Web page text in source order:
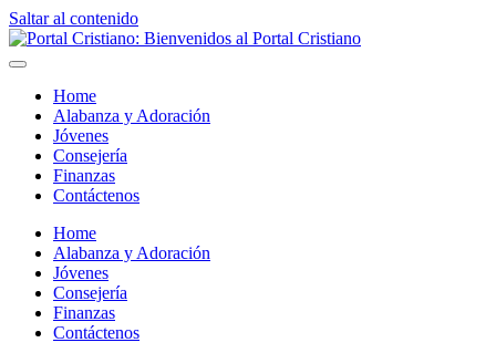
Saltar al contenido
Home
Alabanza y Adoración
Jóvenes
Consejería
Finanzas
Contáctenos
Home
Alabanza y Adoración
Jóvenes
Consejería
Finanzas
Contáctenos